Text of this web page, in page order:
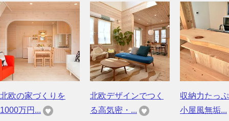
北欧の家づくりを
1000万円...
北欧デザインでつく
る高気密・...
収納力たっ
小屋風無垢...